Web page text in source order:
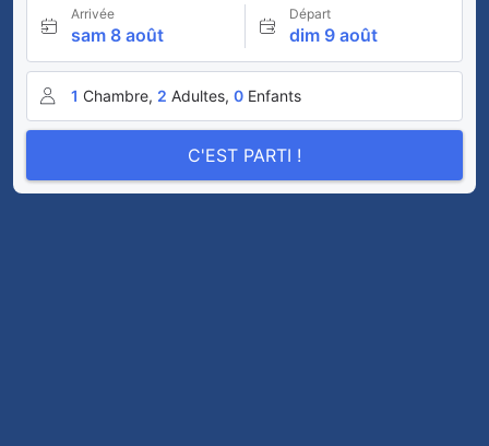
Arrivée
sam 8 août
Départ
dim 9 août
1 Chambre, 2 Adultes, 0 Enfants
C'EST PARTI !